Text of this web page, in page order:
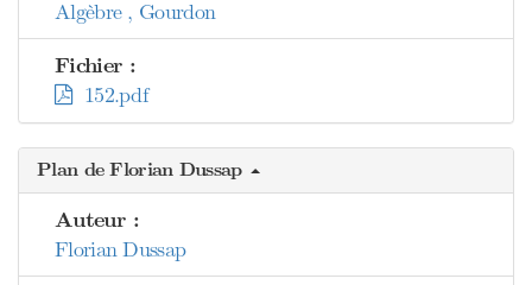
Algèbre , Gourdon
Fichier :
152.pdf
Plan de Florian Dussap
Auteur :
Florian Dussap